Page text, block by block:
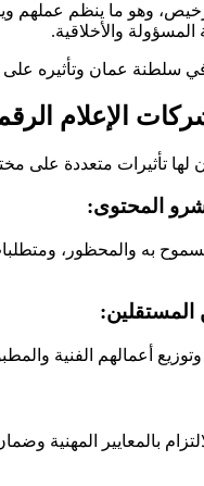
وهو ما ينظم عملهم
المسؤولة والأخلاقية.
شركات الإعلام
لها تأثيرات متعددة على
به والمحظور،
أعمالهم الفنية
بالمعايير المهنية